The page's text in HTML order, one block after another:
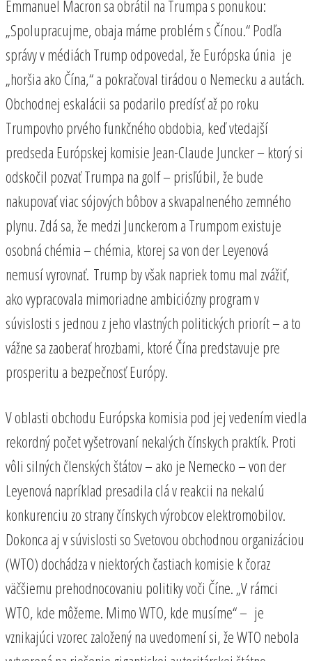
Emmanuel Macron sa obrátil na Trumpa s ponukou:
„Spolupracujme, obaja máme problém s Čínou.“ Podľa
správy v médiách Trump odpovedal, že Európska únia je
„horšia ako Čína,“ a pokračoval tirádou o Nemecku a autách.
Obchodnej eskalácii sa podarilo predísť až po roku
Trumpovho prvého funkčného obdobia, keď vtedajší
predseda Európskej komisie Jean-Claude Juncker – ktorý si
odskočil pozvať Trumpa na golf – prisľúbil, že bude
nakupovať viac sójových bôbov a skvapalneného zemného
plynu. Zdá sa, že medzi Junckerom a Trumpom existuje
osobná chémia – chémia, ktorej sa von der Leyenová
nemusí vyrovnať. Trump by však napriek tomu mal zvážiť,
ako vypracovala mimoriadne ambiciózny program v
súvislosti s jednou z jeho vlastných politických priorít – a to
vážne sa zaoberať hrozbami, ktoré Čína predstavuje pre
prosperitu a bezpečnosť Európy.
V oblasti obchodu Európska komisia pod jej vedením viedla
rekordný počet vyšetrovaní nekalých čínskych praktík. Proti
vôli silných členských štátov – ako je Nemecko – von der
Leyenová napríklad presadila clá v reakcii na nekalú
konkurenciu zo strany čínskych výrobcov elektromobilov.
Dokonca aj v súvislosti so Svetovou obchodnou organizáciou
(WTO) dochádza v niektorých častiach komisie k čoraz
väčšiemu prehodnocovaniu politiky voči Číne. „V rámci
WTO, kde môžeme. Mimo WTO, kde musíme“ – je
vznikajúci vzorec založený na uvedomení si, že WTO nebola